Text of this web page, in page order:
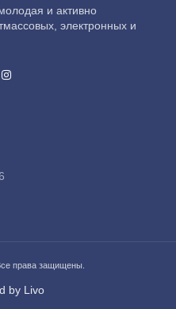
и активно
электронных и
права защищены.